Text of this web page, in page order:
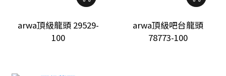
arwa頂級龍頭 29529-
100
arwa頂級吧台龍頭
78773-100